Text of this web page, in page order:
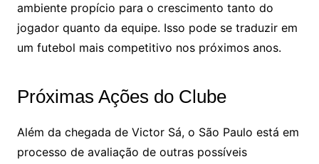
ambiente propício para o crescimento tanto do
jogador quanto da equipe. Isso pode se traduzir em
um futebol mais competitivo nos próximos anos.
Próximas Ações do Clube
Além da chegada de Victor Sá, o São Paulo está em
processo de avaliação de outras possíveis